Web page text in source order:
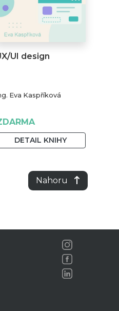
UI design
Eva Kaspříková
DETAIL KNIHY
Nahoru